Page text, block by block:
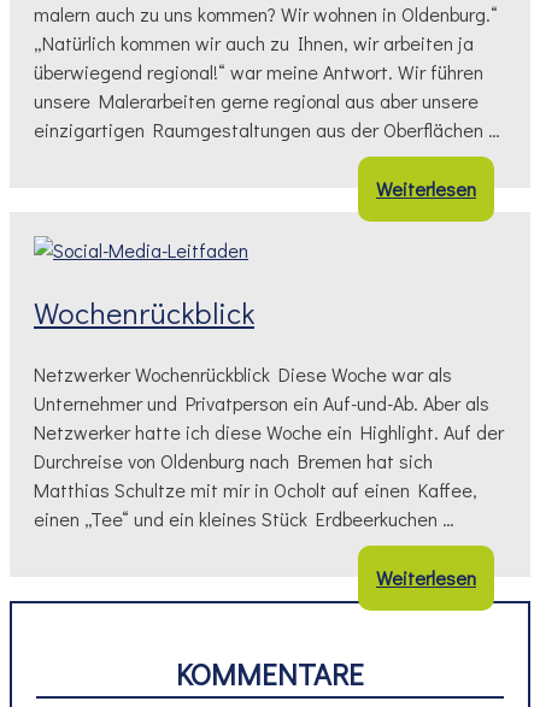
malern auch zu uns kommen? Wir wohnen in Oldenburg.“
„Natürlich kommen wir auch zu Ihnen, wir arbeiten ja
überwiegend regional!“ war meine Antwort. Wir führen
unsere Malerarbeiten gerne regional aus aber unsere
einzigartigen Raumgestaltungen aus der Oberflächen …
Weiterlesen
Wochenrückblick
Netzwerker Wochenrückblick Diese Woche war als
Unternehmer und Privatperson ein Auf-und-Ab. Aber als
Netzwerker hatte ich diese Woche ein Highlight. Auf der
Durchreise von Oldenburg nach Bremen hat sich
Matthias Schultze mit mir in Ocholt auf einen Kaffee,
einen „Tee“ und ein kleines Stück Erdbeerkuchen …
Weiterlesen
KOMMENTARE